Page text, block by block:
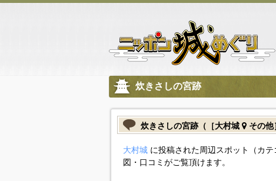
炊きさしの宮跡
炊きさしの宮跡（［大村城 その他
大村城に投稿された周辺スポット（カ
図・口コミがご覧頂けます。